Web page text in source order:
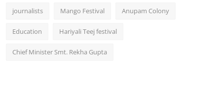
journalists Mango Festival Anupam Colony
Education Hariyali Teej festival
Chief Minister Smt. Rekha Gupta